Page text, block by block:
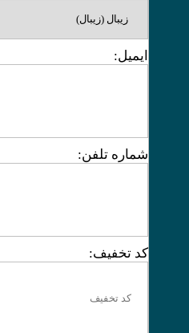
ایمیل:
شماره تلفن:
کد تخفیف: